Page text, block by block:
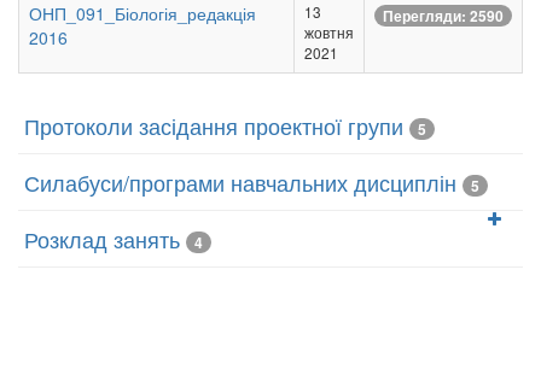
ОНП_091_Біологія_редакція
2016
13
жовтня
2021
Перегляди: 2590
Протоколи засідання проектної групи 5
Силабуси/програми навчальних дисциплін 5
Розклад занять 4